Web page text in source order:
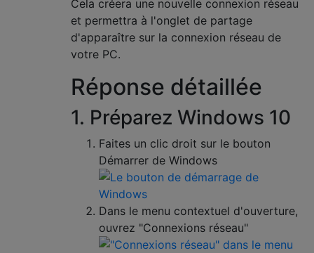
Cela créera une nouvelle connexion réseau
et permettra à l'onglet de partage
d'apparaître sur la connexion réseau de
votre PC.
Réponse détaillée
1. Préparez Windows 10
Faites un clic droit sur le bouton
Démarrer de Windows
Dans le menu contextuel d'ouverture,
ouvrez "Connexions réseau"